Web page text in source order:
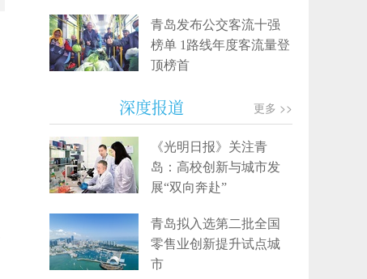
青岛发布公交客流十强
榜单 1路线年度客流量登
顶榜首
深度报道 更多 >>
《光明日报》关注青
岛：高校创新与城市发
展“双向奔赴”
青岛拟入选第二批全国
零售业创新提升试点城
市